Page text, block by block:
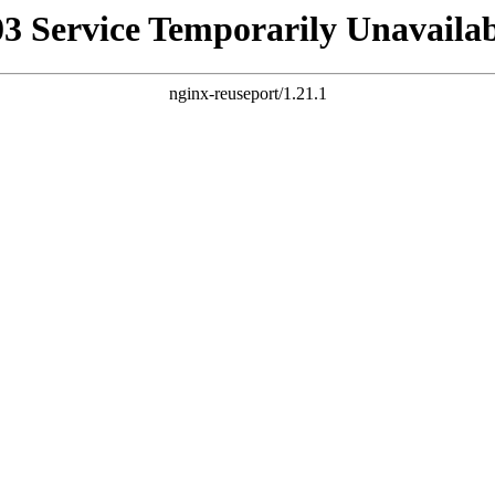
Service Temporarily
nginx-reuseport/1.21.1